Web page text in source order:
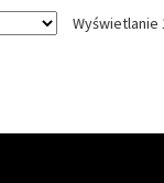
Wyświetlanie